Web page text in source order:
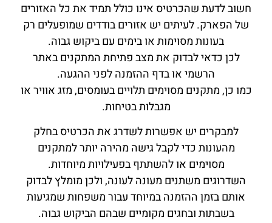
חשוב לדעת שהכרטיס אינו כולל תמיד את כל האזורים
של הפארק. לעיתים יש אזורים בודדים שמופעלים רק
בעונות מסוימות או בימים עם ביקוש גבוה.
לכן כדאי לבדוק את מצב פתיחת המתקנים באתר
הרשמי או בדף ההזמנה לפני ההגעה.
כמו כן, מתקנים מסוימים תלויים בעומסים, מזג אוויר או
מגבלות בטיחות.
למבקרים יש אפשרות לשדרג את הכרטיס בחלק
מהעונות כדי לקבל גישה מהירה יותר למתקנים
מסוימים או להשתתף בפעילויות מיוחדות.
השדרוגים משתנים מעונה לעונה, ולכן מומלץ לבדוק
אותם בזמן ההזמנה במיוחד עבור משפחות שמגיעות
בשבתות ובחגים מקומיים שבהם הביקוש גבוה.